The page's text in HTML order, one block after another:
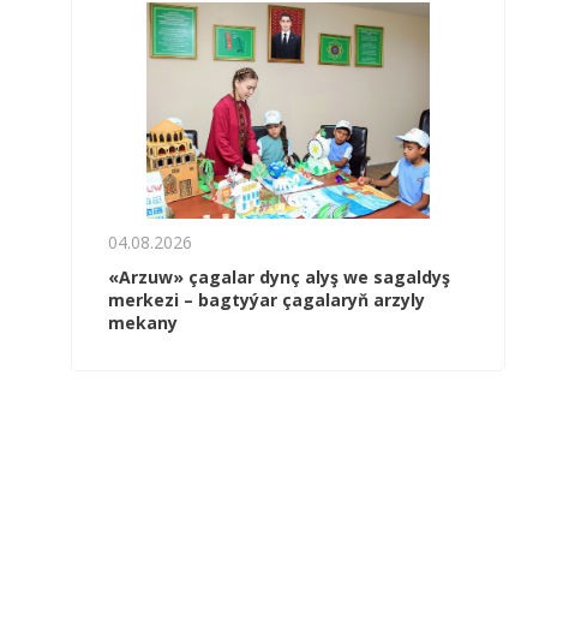
04.08.2026
«Arzuw» çagalar dynç alyş we sagaldyş
merkezi – bagtyýar çagalaryň arzyly
mekany